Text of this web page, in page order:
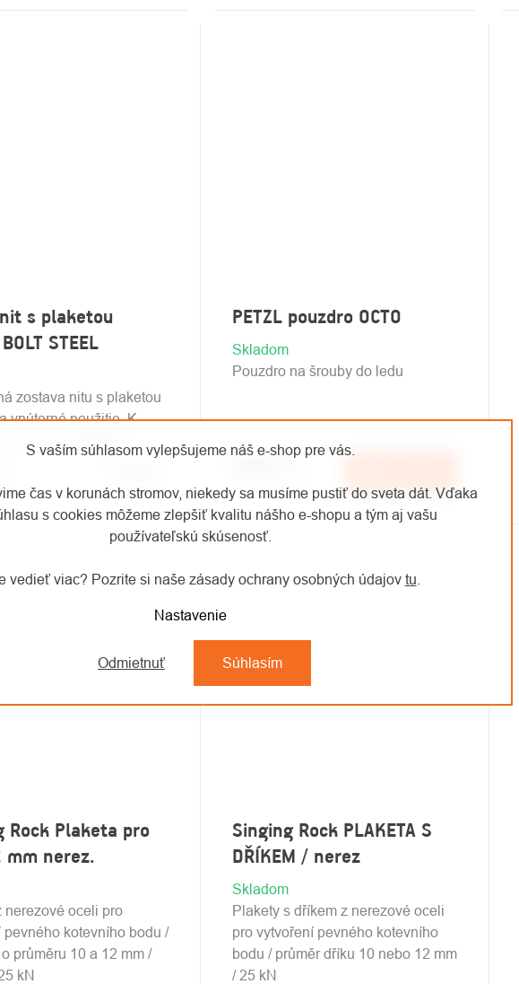
S vaším súhlasom vylepšujeme náš e-shop pre vás.
čas v korunách stromov, niekedy sa musíme pustiť do sveta dát. Vďaka
s cookies môžeme zlepšiť kvalitu nášho e-shopu a tým aj vašu
používateľskú skúsenosť.
vedieť viac? Pozrite si naše zásady ochrany osobných údajov tu
Nastavenie
Odmietnuť Súhlasím
nit s plaketou
STEEL
zostava nitu s plaketou
vnútorné použitie. K
PETZL pouzdro OCTO
Skladom
Pouzdro na šrouby do ledu
Rock Plaketa pro
mm nerez.
nerezové oceli pro
pevného kotevního bodu /
průměru 10 a 12 mm /
kN
Singing Rock PLAKETA S
DŘÍKEM / nerez
Skladom
Plakety s dříkem z nerezové oceli
pro vytvoření pevného kotevního
bodu / průměr dříku 10 nebo 12 mm
/ 25 kN